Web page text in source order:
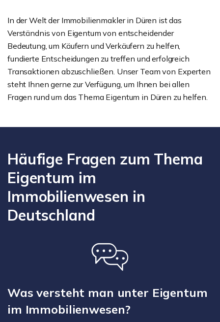
In der Welt der Immobilienmakler in Düren ist das
Verständnis von Eigentum von entscheidender
Bedeutung, um Käufern und Verkäufern zu helfen,
fundierte Entscheidungen zu treffen und erfolgreich
Transaktionen abzuschließen. Unser Team von Experten
steht Ihnen gerne zur Verfügung, um Ihnen bei allen
Fragen rund um das Thema Eigentum in Düren zu helfen.
Häufige Fragen zum Thema
Eigentum im
Immobilienwesen in
Deutschland
Was versteht man unter Eigentum
im Immobilienwesen?